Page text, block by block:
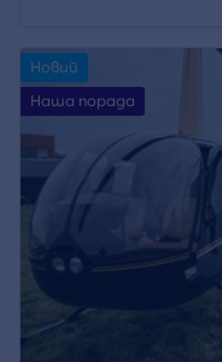
Новий
Наша порада